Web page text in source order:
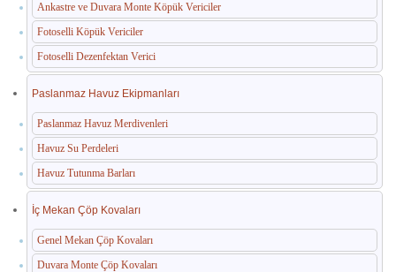
Ankastre ve Duvara Monte Köpük Vericiler
Fotoselli Köpük Vericiler
Fotoselli Dezenfektan Verici
Paslanmaz Havuz Ekipmanları
Paslanmaz Havuz Merdivenleri
Havuz Su Perdeleri
Havuz Tutunma Barları
İç Mekan Çöp Kovaları
Genel Mekan Çöp Kovaları
Duvara Monte Çöp Kovaları